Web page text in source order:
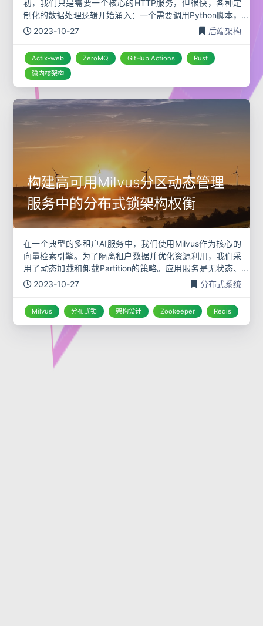
初，我们只是需要一个核心的HTTP服务，但很快，各种定
制化的数据处理逻辑开始涌入：一个需要调用Python脚本，
一个需要执行计算密集的算法，另一个则需要连接一个特殊
2023-10-27 后端架构
Actix-web ZeroMQ GitHub Actions
Rust
微内核架构
构建高可用Milvus分区动态管理
服务中的分布式锁架构权衡
在一个典型的多租户AI服务中，我们使用Milvus作为核心的
向量检索引擎。为了隔离租户数据并优化资源利用，我们采
用了动态加载和卸载Partition的策略。应用服务是无状态、
可水平扩展的，这意味着任何一个服务实例都可能接收到来
2023-10-27 分布式系统
Milvus 分布式锁 架构设计 Zookeeper Redis